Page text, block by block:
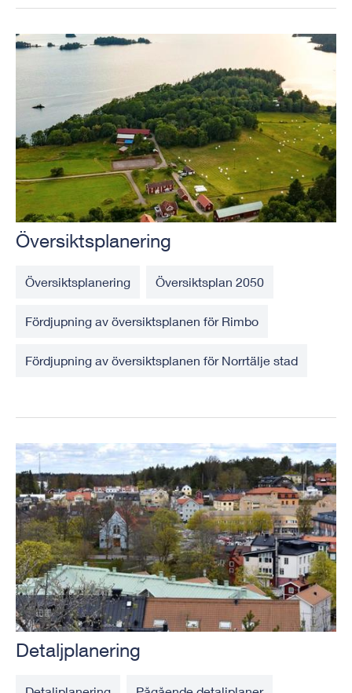
Översiktsplanering
Översiktsplanering Översiktsplan 2050
Fördjupning av översiktsplanen för Rimbo
Fördjupning av översiktsplanen för Norrtälje stad
Detaljplanering